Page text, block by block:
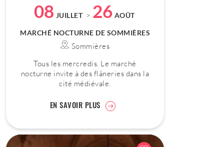
08 JUILLET > 26 AOÛT
MARCHÉ NOCTURNE DE SOMMIÈRES
Sommières
Tous les mercredis. Le marché
nocturne invite à des flâneries dans la
cité médiévale.
EN SAVOIR PLUS